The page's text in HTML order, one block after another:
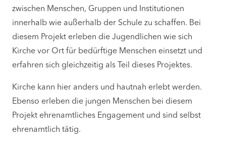
zwischen Menschen, Gruppen und Institutionen
innerhalb wie außerhalb der Schule zu schaffen. Bei
diesem Projekt erleben die Jugendlichen wie sich
Kirche vor Ort für bedürftige Menschen einsetzt und
erfahren sich gleichzeitig als Teil dieses Projektes.
Kirche kann hier anders und hautnah erlebt werden.
Ebenso erleben die jungen Menschen bei diesem
Projekt ehrenamtliches Engagement und sind selbst
ehrenamtlich tätig.